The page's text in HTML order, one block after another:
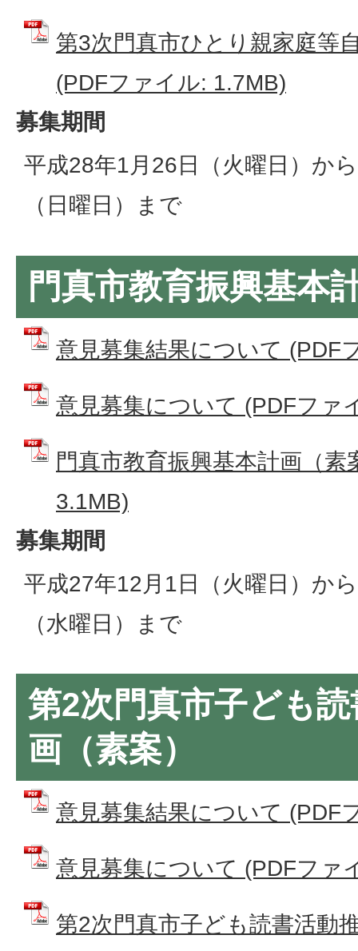
第3次門真市ひとり親家庭等
(PDFファイル: 1.7MB)
募集期間
平成28年1月26日（火曜日）か
（日曜日）まで
門真市教育振興基本
意見募集結果について (PDF
意見募集について (PDFファ
門真市教育振興基本計画（
3.1MB)
募集期間
平成27年12月1日（火曜日）か
（水曜日）まで
第2次門真市子ども
画（素案）
意見募集結果について (PDF
意見募集について (PDFファ
第2次門真市子ども読書活動